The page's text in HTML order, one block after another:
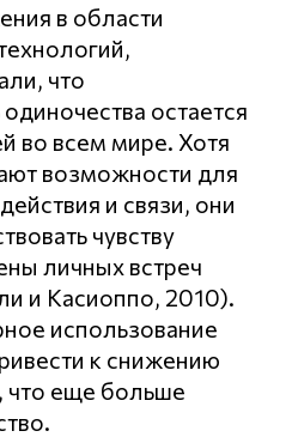
в области
что
остается
во всем мире. Хотя
возможности для
и связи, они
чувству
личных встреч
и Касиоппо, 2010).
использование
к снижению
что еще больше